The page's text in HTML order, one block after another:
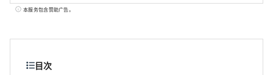
品。作为高度时尚的服装和鞋子。我们提供广
本服务包含赞助广告。
目次